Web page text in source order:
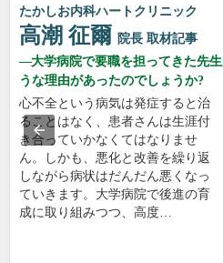
たかしお内科ハートクリニック
高潮 征爾 院長 取材記事
大学病院で要職を担ってきた先
うな理由があったのでしょうか?
心不全という病気は発症すると治
ることはなく、患者さんは生涯付
き合っていかなくてはなりませ
ん。しかも、悪化と改善を繰り返
しながら病状はだんだん悪くなっ
ていきます。大学病院で後進の育
成に取り組みつつ、高度…